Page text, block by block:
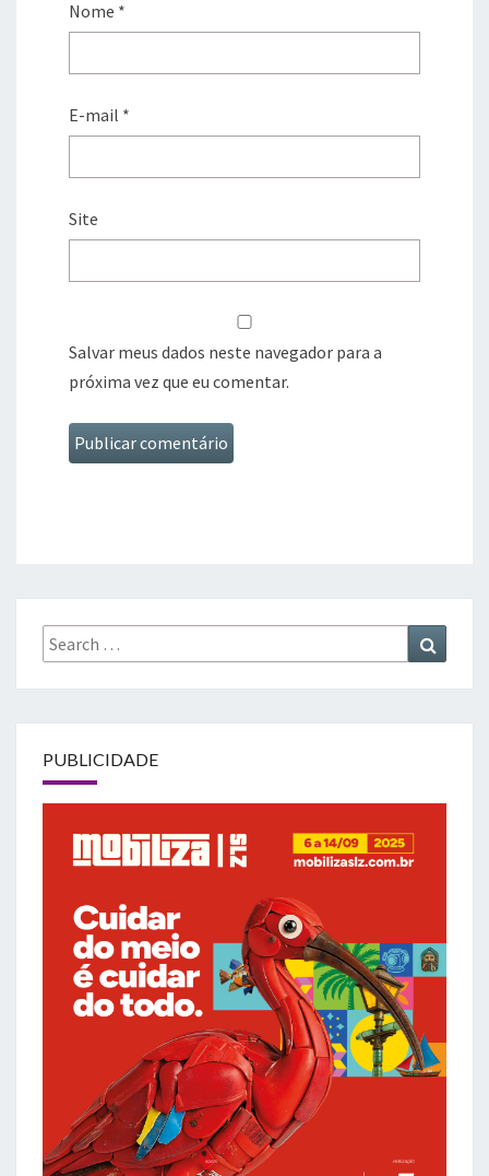
Nome *
E-mail *
Site
Salvar meus dados neste navegador para a
próxima vez que eu comentar.
Search
for:
PUBLICIDADE